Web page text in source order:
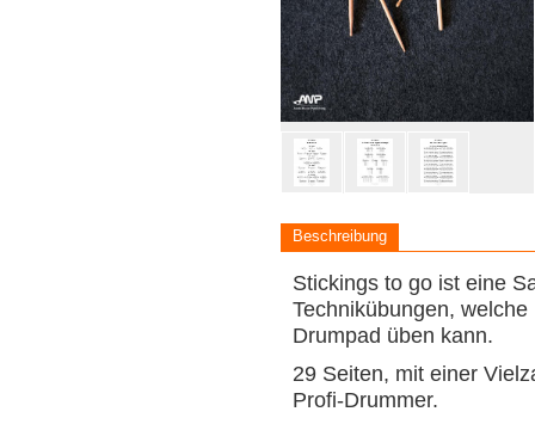
Beschreibung
Stickings to go ist eine
Technikübungen,
Drumpad üben kann.
29 Seiten, mit einer
Profi-Drummer.